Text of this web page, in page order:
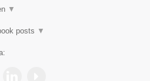
▼
posts ▼